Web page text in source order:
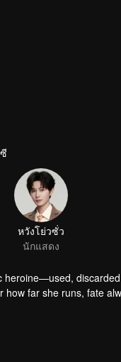
หวังโย่วซั่ว
นักแสดง
far she runs, fate
to emotional